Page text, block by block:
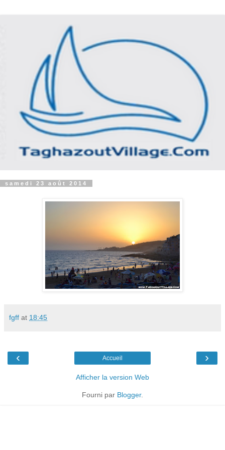
samedi 23 août 2014
fgff at 18:45
‹ ›
Accueil
Afficher la version Web
Fourni par Blogger.